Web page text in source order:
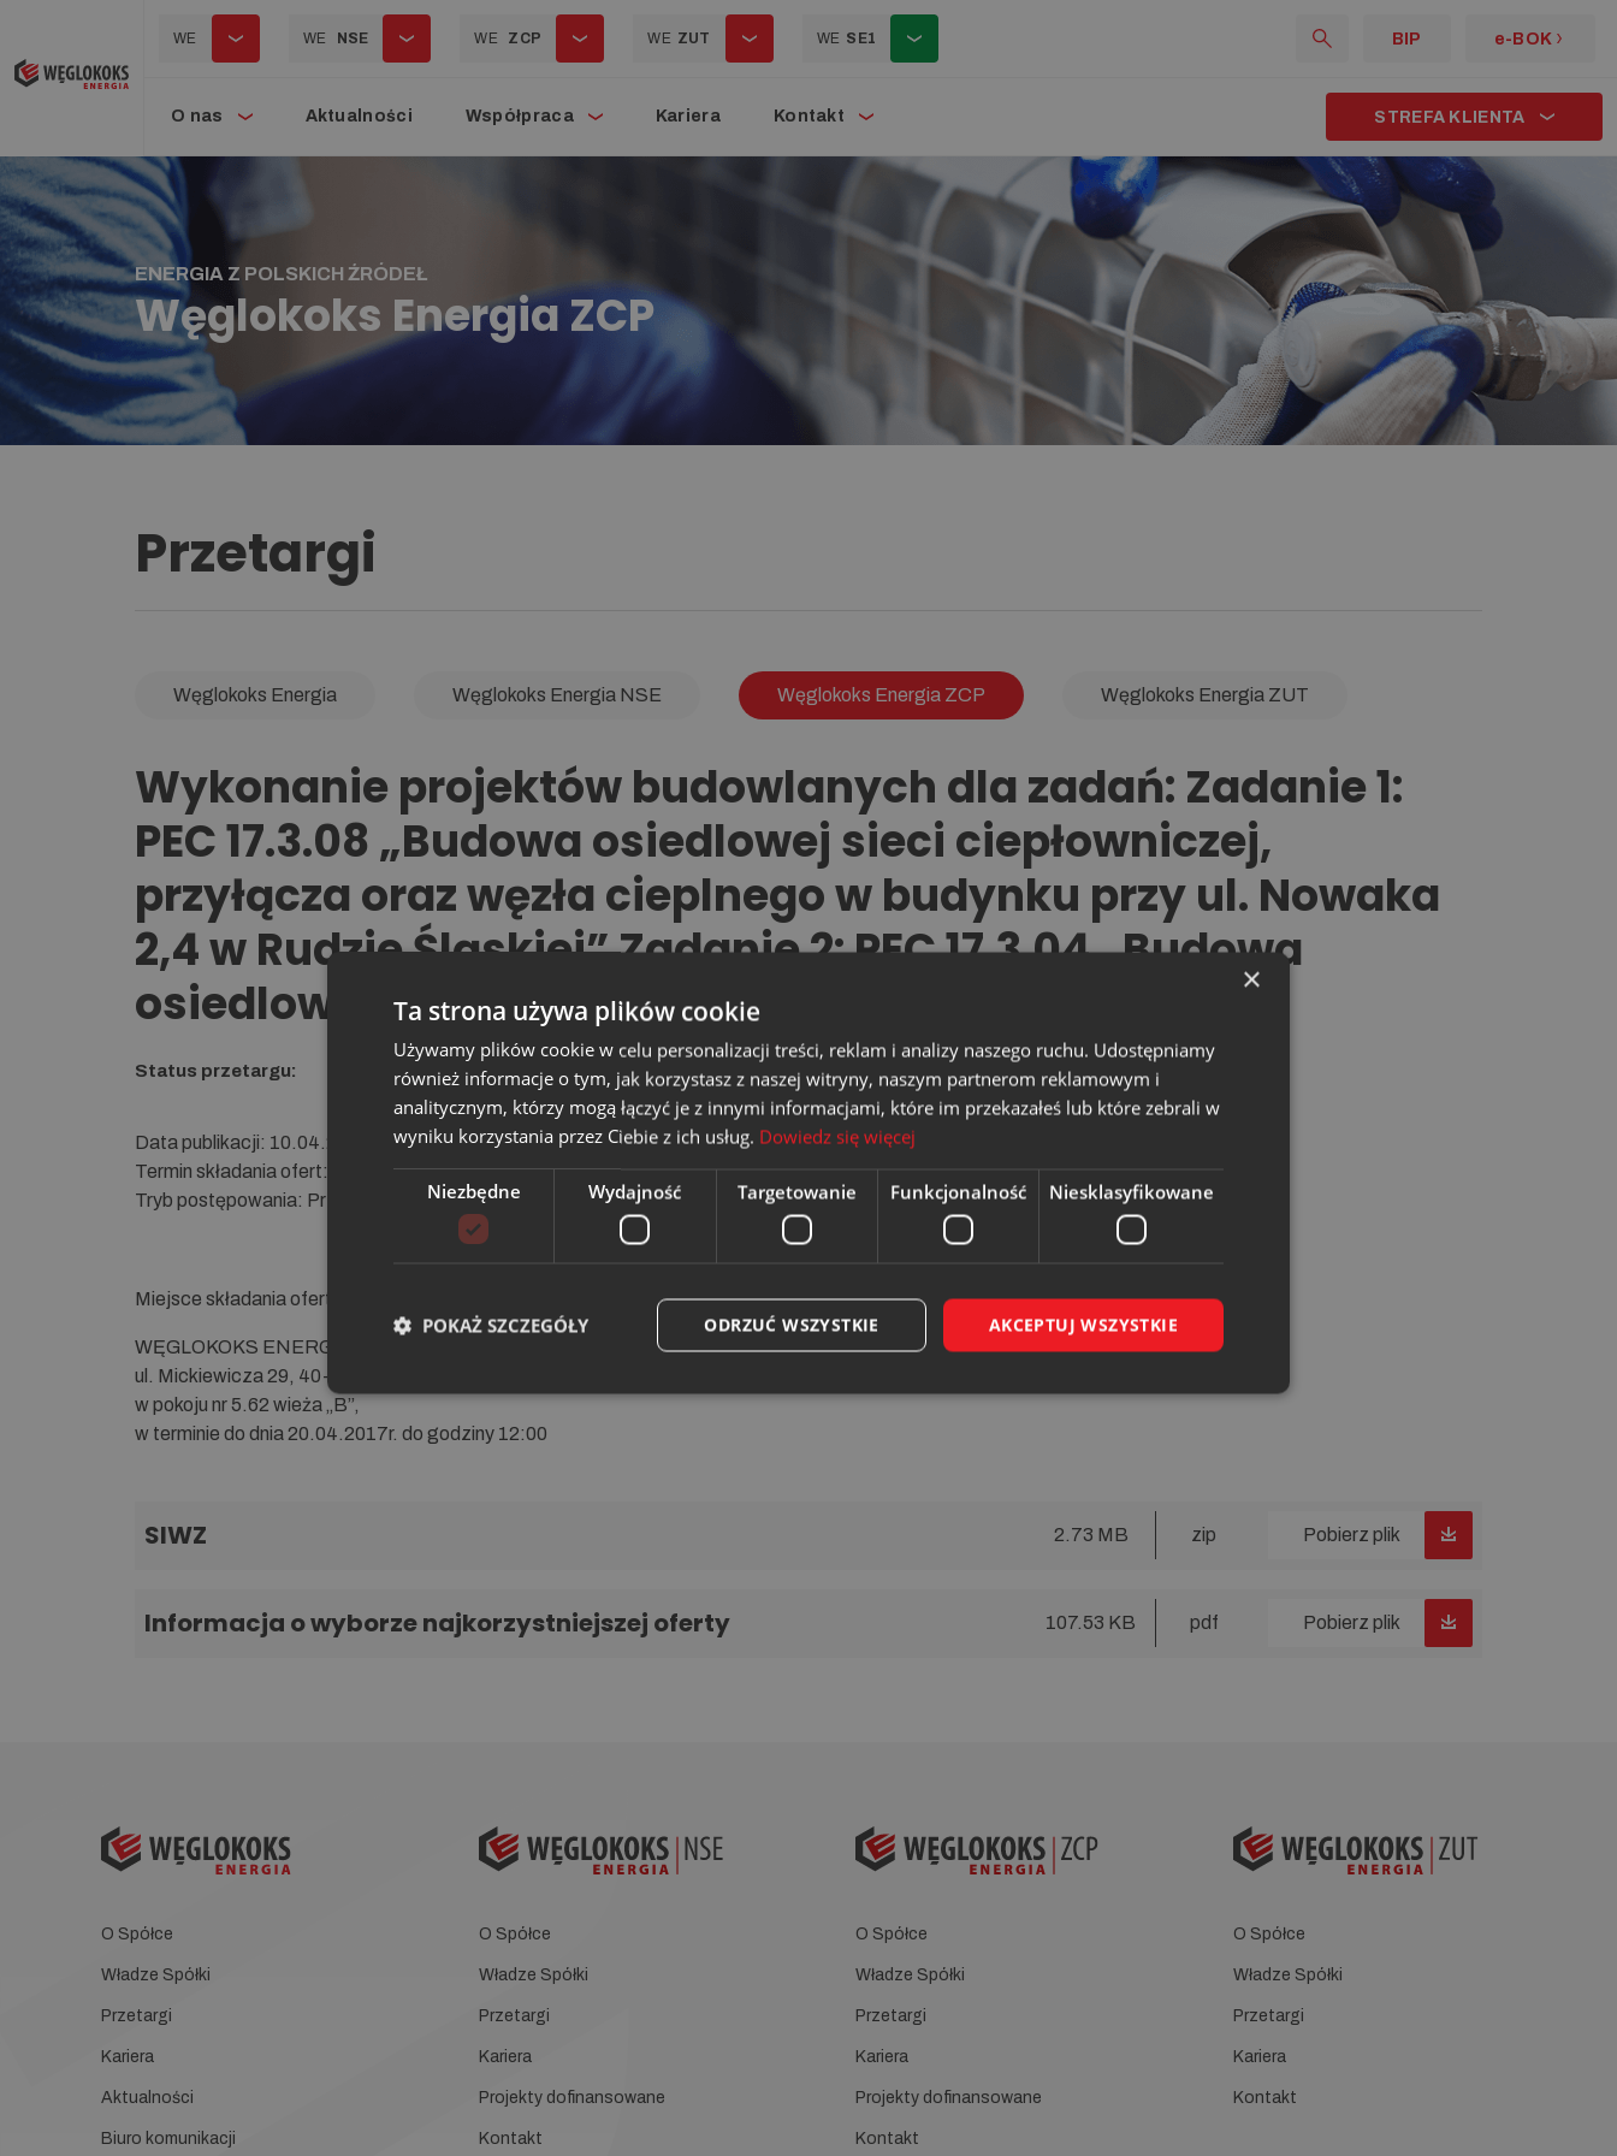
WE WE NSE WE ZCP WE ZUT WE SE1 BIP e-BOK
O nas Aktualności Współpraca Kariera Kontakt STREFA KLIENTA
ENERGIA Z POLSKICH ŹRÓDEŁ
Węglokoks Energia ZCP
Przetargi
Węglokoks Energia Węglokoks Energia NSE Węglokoks Energia ZCP Węglokoks Energia ZUT
Wykonanie projektów budowlanych dla zadań: Zadanie 1:
PEC 17.3.08 „Budowa osiedlowej sieci ciepłowniczej,
przyłącza oraz węzła cieplnego w budynku przy ul. Nowaka
2,4 w Rudzie Śląskiej” Zadanie 2: PEC 17.3.04 „Budowa
osiedlowej sieci ciepłowniczej, przyłą
Status przetargu: Zakończony
Da­ta pu­bli­ka­cji: 10.04.2017
Ter­min skła­da­nia ofert: 20.04.2017 r. do godziny 12:00
Tryb po­stę­po­wa­nia: Przetarg nieograniczony z negocjacjami
Miejsce składania ofert:
WĘGLOKOKS ENERGIA Sp. z o.o.
ul. Mickiewicza 29, 40-085 Katowice
w pokoju nr 5.62 wieża „B”,
w terminie do dnia 20.04.2017r. do godziny 12:00
SIWZ 2.73 MB zip Pobierz plik
Informacja o wyborze najkorzystniejszej oferty 107.53 KB pdf Pobierz plik
O Spółce
Władze Spółki
Przetargi
Kariera
Aktualności
Biuro komunikacji
O Spółce
Władze Spółki
Przetargi
Kariera
Projekty dofinansowane
Kontakt
O Spółce
Władze Spółki
Przetargi
Kariera
Projekty dofinansowane
Kontakt
O Spółce
Władze Spółki
Przetargi
Kariera
Kontakt
×
Ta strona używa plików cookie
Używamy plików cookie w celu personalizacji treści, reklam i analizy naszego ruchu. Udostępniamy
również informacje o tym, jak korzystasz z naszej witryny, naszym partnerom reklamowym i
analitycznym, którzy mogą łączyć je z innymi informacjami, które im przekazałeś lub które zebrali w
wyniku korzystania przez Ciebie z ich usług. Dowiedz się więcej
Niezbędne Wydajność Targetowanie Funkcjonalność Niesklasyfikowane
AKCEPTUJ WSZYSTKIE
ODRZUĆ WSZYSTKIE
POKAŻ SZCZEGÓŁY